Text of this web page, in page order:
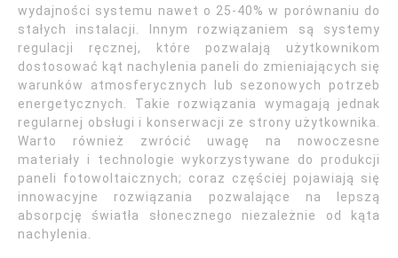
wydajności systemu nawet o 25-40% w porównaniu do
stałych instalacji. Innym rozwiązaniem są systemy
regulacji ręcznej, które pozwalają użytkownikom
dostosować kąt nachylenia paneli do zmieniających się
warunków atmosferycznych lub sezonowych potrzeb
energetycznych. Takie rozwiązania wymagają jednak
regularnej obsługi i konserwacji ze strony użytkownika.
Warto również zwrócić uwagę na nowoczesne
materiały i technologie wykorzystywane do produkcji
paneli fotowoltaicznych; coraz częściej pojawiają się
innowacyjne rozwiązania pozwalające na lepszą
absorpcję światła słonecznego niezależnie od kąta
nachylenia.